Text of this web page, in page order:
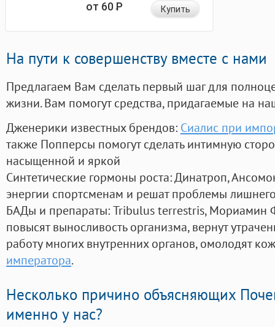
от 60Р Купить
На пути к совершенству вместе с нами
Предлагаем Вам сделать первый шаг для
жизни. Вам помогут средства, придагаемые на
Дженерики известных брендов: Сиалис при
также Попперсы помогут сделать интимную
насыщенной и яркой
Синтетические гормоны роста: Динатроп,
энергии спортсменам и решат проблемы
БАДы и препараты:Tribulus terrestris, Мориамин
повысят выносливость организма, вернут
работу многих внутренних органов, омолодят
императора.
Несколько причино объясняющих
именно у нас?